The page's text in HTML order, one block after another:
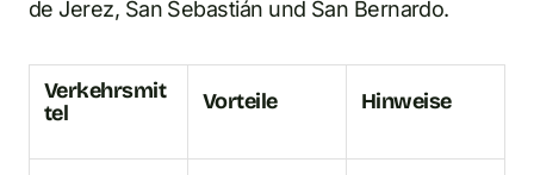
de Jerez, San Sebastián und San Bernardo.
Verkehrsmit
tel
Vorteile Hinweise